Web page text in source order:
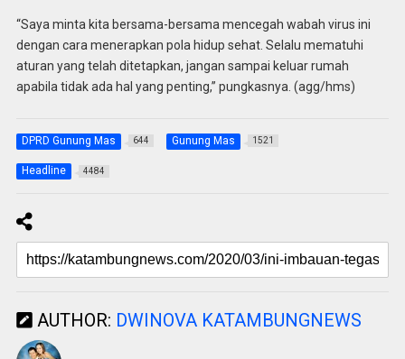
“Saya minta kita bersama-bersama mencegah wabah virus ini
dengan cara menerapkan pola hidup sehat. Selalu mematuhi
aturan yang telah ditetapkan, jangan sampai keluar rumah
apabila tidak ada hal yang penting,” pungkasnya. (agg/hms)
DPRD Gunung Mas 644 Gunung Mas 1521
Headline 4484
AUTHOR: DWINOVA KATAMBUNGNEWS